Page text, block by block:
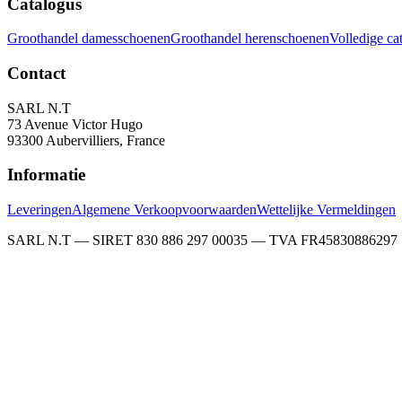
Groothandel damesschoenenGroothandel herenschoenenVolledige
Contact
SARL N.T
73 Avenue Victor Hugo
93300 Aubervilliers, France
Informatie
LeveringenAlgemene VerkoopvoorwaardenWettelijke Vermeldingen
SARL N.T — SIRET 830 886 297 00035 — TVA FR45830886297